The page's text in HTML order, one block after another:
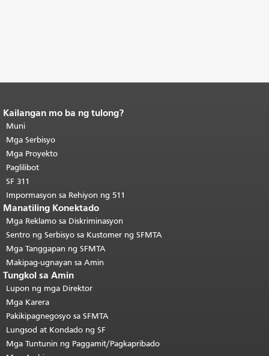
Katapusan ng nilalaman ng
pahina.
pahinang ito ay nauulit sa bawat
pahina.Bumalik sa itaas ng
pangunahing nilalaman
Kailangan mo ba ng tulong?
Muni
Mga Serbisyo
Mga Proyekto
Paglilibot
SF 311
Impormasyon sa Rehiyon ng 511
Manatiling Konektado
Mga Reklamo sa Diskriminasyon
Sentro ng Serbisyo sa Kustomer ng SFMTA
Mga Tanggapan ng SFMTA
Makipag-ugnayan sa Amin
Tungkol sa Amin
Lupon ng mga Direktor
Mga Karera
Pakikipagnegosyo sa SFMTA
Lungsod at Kondado ng SF
Mga Tuntunin ng Paggamit/Pagkapribado